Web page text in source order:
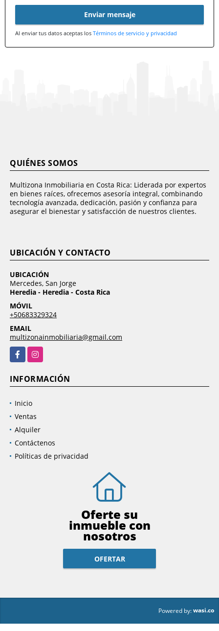
Enviar mensaje
Al enviar tus datos aceptas los Términos de servicio y privacidad
QUIÉNES SOMOS
Multizona Inmobiliaria en Costa Rica: Liderada por expertos
en bienes raíces, ofrecemos asesoría integral, combinando
tecnología avanzada, dedicación, pasión y confianza para
asegurar el bienestar y satisfacción de nuestros clientes.
UBICACIÓN Y CONTACTO
UBICACIÓN
Mercedes, San Jorge
Heredia - Heredia - Costa Rica
MÓVIL
+50683329324
EMAIL
multizonainmobiliaria@gmail.com
FacebookInstagram
INFORMACIÓN
Inicio
Ventas
Alquiler
Contáctenos
Políticas de privacidad
Oferte su
inmueble con
nosotros
OFERTAR
Powered by:wasi.co